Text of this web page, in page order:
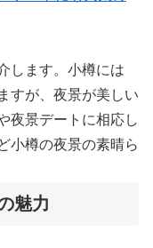
します。小樽には
すが、夜景が美しい
夜景デートに相応し
小樽の夜景の素晴ら
魅力